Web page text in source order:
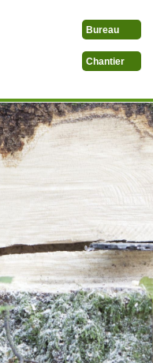
Bureau
Chantier